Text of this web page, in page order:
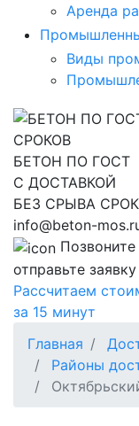
Аренда
Виды
БЕТОН ПО ГОСТ
С ДОСТАВКОЙ
БЕЗ СРЫВА
info@beton-
отправьте
Рассчитаем
за 15 минут
Главная
Районы